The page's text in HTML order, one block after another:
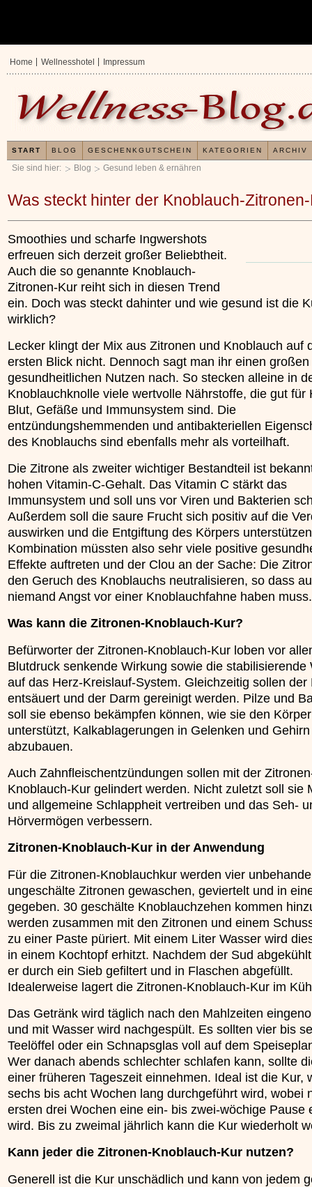
Sie sind hier: Blog Gesund leben & ernähren
Was steckt hinter der Knoblauch-
Smoothies und scharfe Ingwershots
erfreuen sich derzeit großer Beliebtheit.
Auch die so genannte Knoblauch-
Zitronen-Kur reiht sich in diesen Trend
ein. Doch was steckt dahinter und wie gesund ist die
wirklich?
Lecker klingt der Mix aus Zitronen und Knoblauch auf
ersten Blick nicht. Dennoch sagt man ihr einen großen
gesundheitlichen Nutzen nach. So stecken alleine in
Knoblauchknolle viele wertvolle Nährstoffe, die gut für
Blut, Gefäße und Immunsystem sind. Die
entzündungshemmenden und antibakteriellen
des Knoblauchs sind ebenfalls mehr als vorteilhaft.
Die Zitrone als zweiter wichtiger Bestandteil ist
hohen Vitamin-C-Gehalt. Das Vitamin C stärkt das
Immunsystem und soll uns vor Viren und Bakterien
Außerdem soll die saure Frucht sich positiv auf die
auswirken und die Entgiftung des Körpers
Kombination müssten also sehr viele positive
Effekte auftreten und der Clou an der Sache: Die
den Geruch des Knoblauchs neutralisieren, so dass
niemand Angst vor einer Knoblauchfahne haben muss.
Was kann die Zitronen-Knoblauch-Kur?
Befürworter der Zitronen-Knoblauch-Kur loben vor
Blutdruck senkende Wirkung sowie die stabilisierende
auf das Herz-Kreislauf-System. Gleichzeitig sollen der
entsäuert und der Darm gereinigt werden. Pilze und
soll sie ebenso bekämpfen können, wie sie den
unterstützt, Kalkablagerungen in Gelenken und Gehirn
abzubauen.
Auch Zahnfleischentzündungen sollen mit der
Knoblauch-Kur gelindert werden. Nicht zuletzt soll sie
und allgemeine Schlappheit vertreiben und das Seh-
Hörvermögen verbessern.
Zitronen-Knoblauch-Kur in der Anwendung
Für die Zitronen-Knoblauchkur werden vier
ungeschälte Zitronen gewaschen, geviertelt und in
gegeben. 30 geschälte Knoblauchzehen kommen
werden zusammen mit den Zitronen und einem
zu einer Paste püriert. Mit einem Liter Wasser wird
in einem Kochtopf erhitzt. Nachdem der Sud
er durch ein Sieb gefiltert und in Flaschen abgefüllt.
Idealerweise lagert die Zitronen-Knoblauch-Kur im
Das Getränk wird täglich nach den Mahlzeiten
und mit Wasser wird nachgespült. Es sollten vier bis
Teelöffel oder ein Schnapsglas voll auf dem
Wer danach abends schlechter schlafen kann, sollte
einer früheren Tageszeit einnehmen. Ideal ist die Kur,
sechs bis acht Wochen lang durchgeführt wird, wobei
ersten drei Wochen eine ein- bis zwei-wöchige Pause
wird. Bis zu zweimal jährlich kann die Kur wiederholt
Kann jeder die Zitronen-Knoblauch-Kur nutzen?
Generell ist die Kur unschädlich und kann von jedem
Erfahrungen mit
Home Wellnesshotel Impressum
START BLOG GESCHENKGUTSCHEIN KATEGORIEN ARCHIV